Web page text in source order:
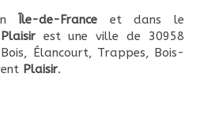
Île-de-France et dans le
Plaisirest une ville de 30958
Élancourt, Trappes, Bois-
Plaisir.